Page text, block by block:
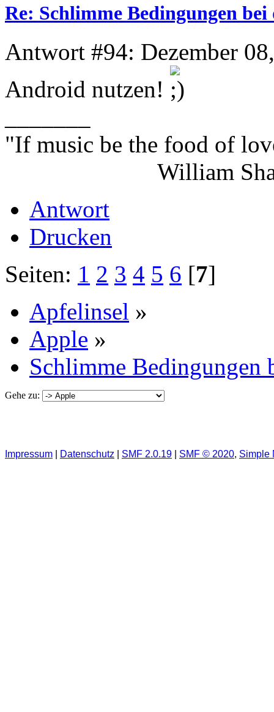
Re: Schlimme Bedingungen
Antwort #94: Dezember
Android nutzen!
"If music be the food of
William
Antwort
Drucken
Seiten: 1 2 3 4 5 6 [7]
Apfelinsel »
Apple »
Schlimme Bedingungen
Gehe zu:
Impressum Datenschutz SMF 2.0.19 SMF © 2020, Simple